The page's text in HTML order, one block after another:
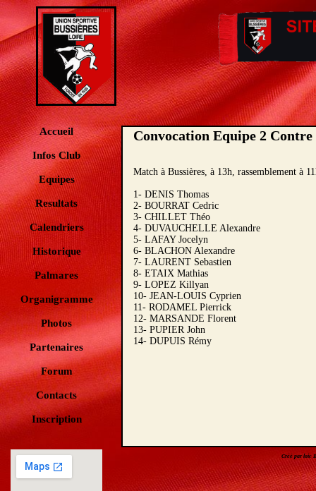
Accueil
Infos Club
Equipes
Resultats
Calendriers
Historique
Palmares
Organigramme
Photos
Partenaires
Forum
Contacts
Inscription
Convocation Equipe 2
Match à Bussières, à 13h, rassemblement à
1- DENIS Thomas
2- BOURRAT Cedric
3- CHILLET Théo
4- DUVAUCHELLE Alexandre
5- LAFAY Jocelyn
6- BLACHON Alexandre
7- LAURENT Sebastien
8- ETAIX Mathias
9- LOPEZ Killyan
10- JEAN-LOUIS Cyprien
11- RODAMEL Pierrick
12- MARSANDE Florent
13- PUPIER John
14- DUPUIS Rémy
Créé par loic